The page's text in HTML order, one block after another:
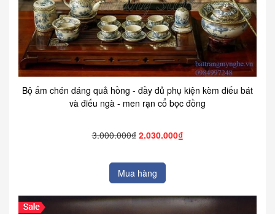
Bộ ấm chén dáng quả hồng - đầy đủ phụ kiện kèm điếu bát
và điếu ngà - men rạn cổ bọc đồng
3.000.000₫ 2.030.000₫
Mua hàng